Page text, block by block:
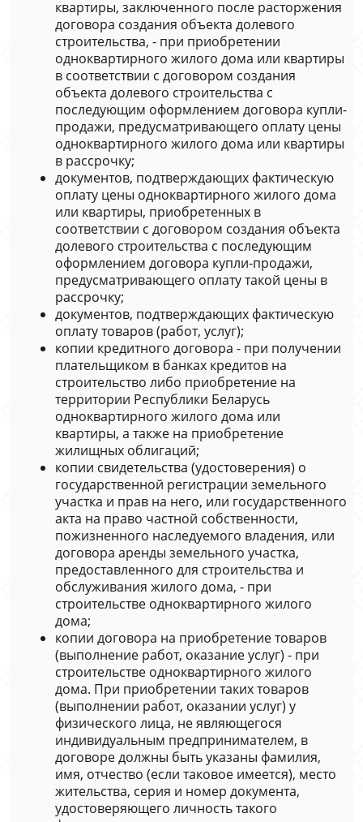
квартиры, заключенного после расторжения
договора создания объекта долевого
строительства, - при приобретении
одноквартирного жилого дома или квартиры
в соответствии с договором создания
объекта долевого строительства с
последующим оформлением договора купли-
продажи, предусматривающего оплату цены
одноквартирного жилого дома или квартиры
в рассрочку;
документов, подтверждающих фактическую
оплату цены одноквартирного жилого дома
или квартиры, приобретенных в
соответствии с договором создания объекта
долевого строительства с последующим
оформлением договора купли-продажи,
предусматривающего оплату такой цены в
рассрочку;
документов, подтверждающих фактическую
оплату товаров (работ, услуг);
копии кредитного договора - при получении
плательщиком в банках кредитов на
строительство либо приобретение на
территории Республики Беларусь
одноквартирного жилого дома или
квартиры, а также на приобретение
жилищных облигаций;
копии свидетельства (удостоверения) о
государственной регистрации земельного
участка и прав на него, или государственного
акта на право частной собственности,
пожизненного наследуемого владения, или
договора аренды земельного участка,
предоставленного для строительства и
обслуживания жилого дома, - при
строительстве одноквартирного жилого
дома;
копии договора на приобретение товаров
(выполнение работ, оказание услуг) - при
строительстве одноквартирного жилого
дома. При приобретении таких товаров
(выполнении работ, оказании услуг) у
физического лица, не являющегося
индивидуальным предпринимателем, в
договоре должны быть указаны фамилия,
имя, отчество (если таковое имеется), место
жительства, серия и номер документа,
удостоверяющего личность такого